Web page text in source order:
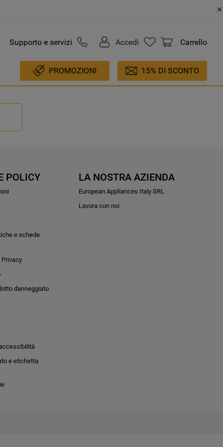
Supporto e servizi Accedi Carrello
PROMOZIONI 15% DI SCONTO
POLICY
e schede
danneggiato
e etichetta
LA NOSTRA AZIENDA
European Appliances Italy SRL
Lavora con noi